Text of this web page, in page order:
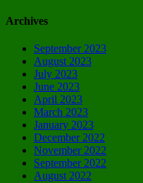
Archives
September 2023
August 2023
July 2023
June 2023
April 2023
March 2023
January 2023
December 2022
November 2022
September 2022
August 2022